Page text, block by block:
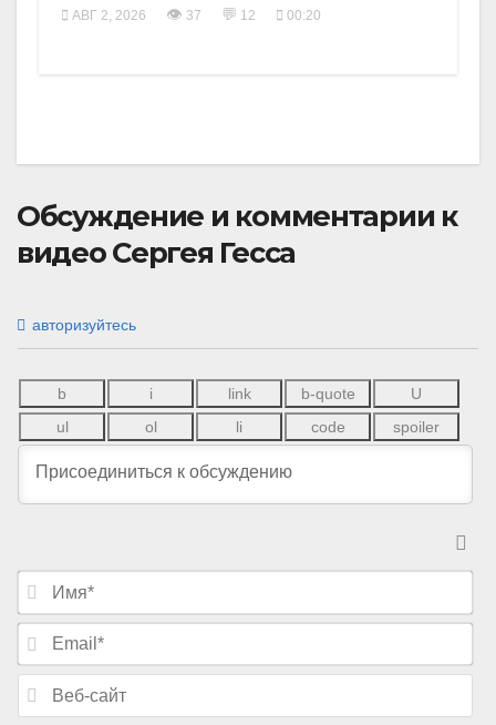
АВГ 2, 2026 👁 37 💬 12 00:20
Обсуждение и комментарии к
видео Сергея Гесса
авторизуйтесь
И
я
E
a